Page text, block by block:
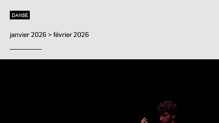
DANSE
janvier 2026 > février 2026